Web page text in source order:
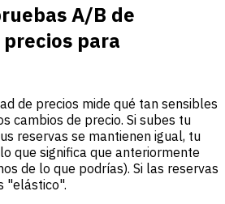
A/B de
para
de precios mide qué tan sensibles
cambios de precio. Si subes tu
reservas se mantienen igual, tu
que significa que anteriormente
de lo que podrías). Si las reservas
"elástico".